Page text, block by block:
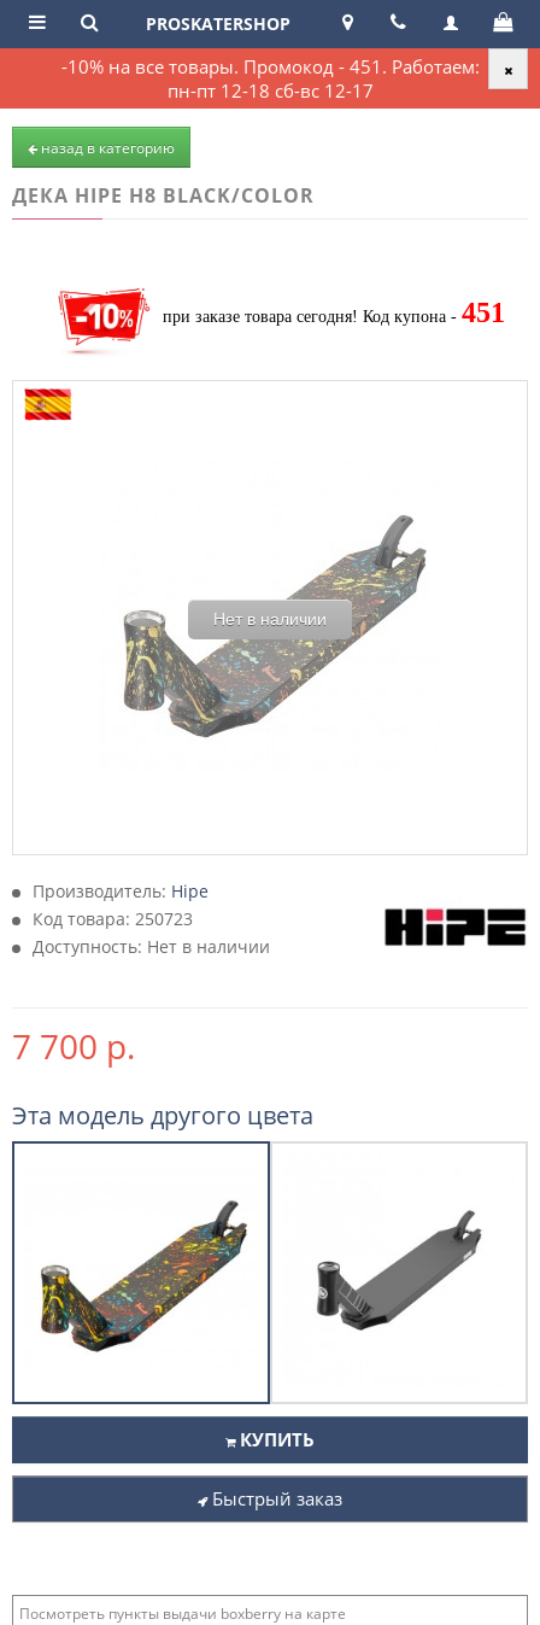
-10% на все товары. Промокод - 451. Работаем:
пн-пт 12-18 сб-вс 12-17
PROSKATERSHOP
назад в категорию
ДЕКА HIPE H8 BLACK/COLOR
при заказе товара сегодня! Код купона - 451
Нет в наличии
Производитель: Hipe
Код товара: 250723
Доступность: Нет в наличии
7 700 р.
Эта модель другого цвета
КУПИТЬ
Быстрый заказ
Посмотреть пункты выдачи boxberry на карте